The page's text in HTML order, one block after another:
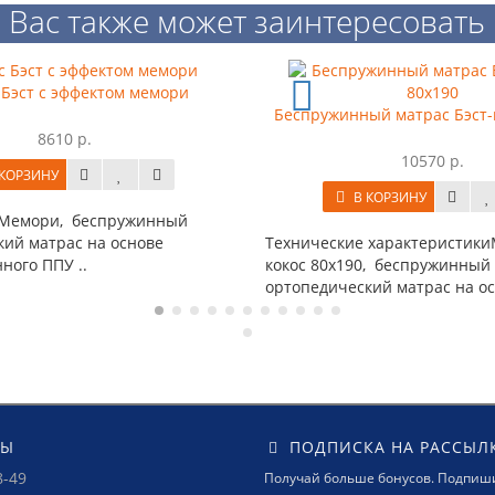
Вас также может заинтересовать
Беспружинный матрас Бэст-кокос 80x190
Технические характеристикиМатрас Бэст
кокос 80x190, беспружинный
ортопедический матрас на осно..
Кровать-
комплект
49
ПОДПИСКА НА
Получай больше бонусов.